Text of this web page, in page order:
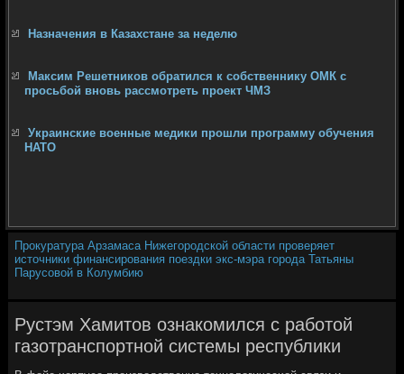
Назначения в Казахстане за неделю
Максим Решетников обратился к собственнику ОМК с
просьбой вновь рассмотреть проект ЧМЗ
Украинские военные медики прошли программу обучения
НАТО
Прокуратура Арзамаса Нижегородской области проверяет
источники финансирования поездки экс-мэра города Татьяны
Парусовой в Колумбию
Рустэм Хамитов ознакомился с работой
газотранспортной системы республики